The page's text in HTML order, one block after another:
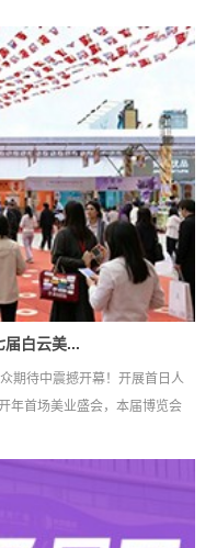
届白云美...
期待中震撼开幕！开展首日人
年首场美业盛会，本届博览会